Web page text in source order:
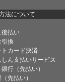
法について
後払い
引換
トカード決済
しん支払いサービス
行（先払い）
先払い）